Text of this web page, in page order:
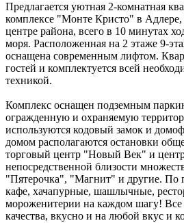
Предлагается уютная 2-комнатная
комплексе "Монте Кристо" в Адлере,
центре района, всего в 10 минутах
моря. Расположенная на 2 этаже 9-
оснащена современным лифтом.
гостей и комплектуется всей
техникой.
Комплекс оснащен подземным
огражденную и охраняемую
используются кодовый замок и
домом располагаются остановки
торговый центр "Новый Век" и
непосредственной близости
"Пятерочка", "Магнит" и другие. По
кафе, хачапурные, шашлычные,
мороженитерии на каждом шагу! Все
качества, вкусно и на любой вкус и